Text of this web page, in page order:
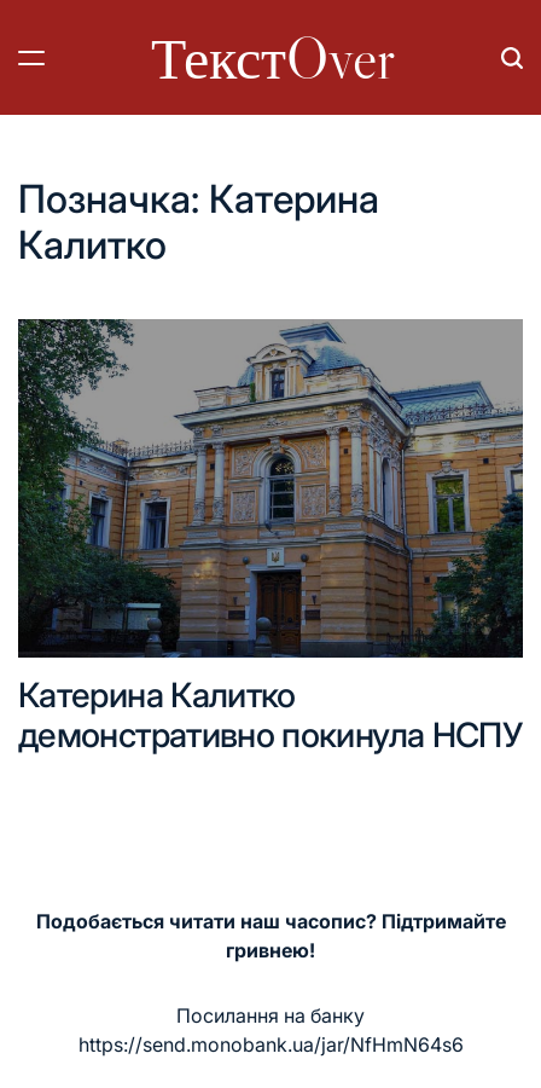
вмісту
ТекстOver
Позначка: Катерина
Калитко
Катерина Калитко
демонстративно покинула НСПУ
Подобається читати наш часопис? Підтримайте
гривнею!
Посилання на банку
https://send.monobank.ua/jar/NfHmN64s6